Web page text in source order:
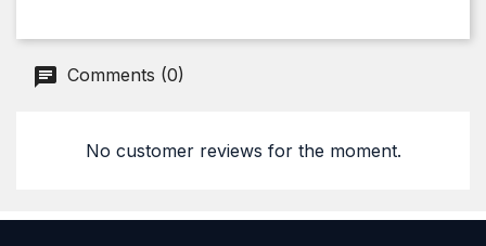
Comments (0)
No customer reviews for the moment.